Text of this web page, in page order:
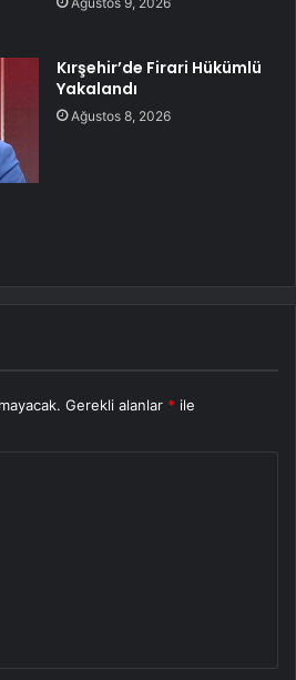
Kırşehir’de Firari Hükümlü
Yakalandı
Ağustos 8, 2026
Gerekli alanlar * ile